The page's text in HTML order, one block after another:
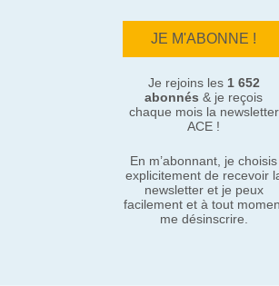
Je rejoins les 1 652
abonnés & je reçois
chaque mois la newsletter
ACE !
En m’abonnant, je choisis
explicitement de recevoir
newsletter et je peux
facilement et à tout
me désinscrire.